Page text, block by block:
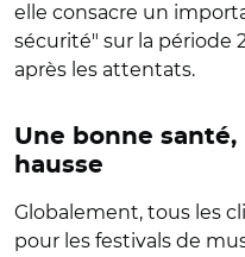
elle consacre un
sécurité" sur la période
après les attentats.
Une bonne santé,
hausse
Globalement, tous les
pour les festivals de